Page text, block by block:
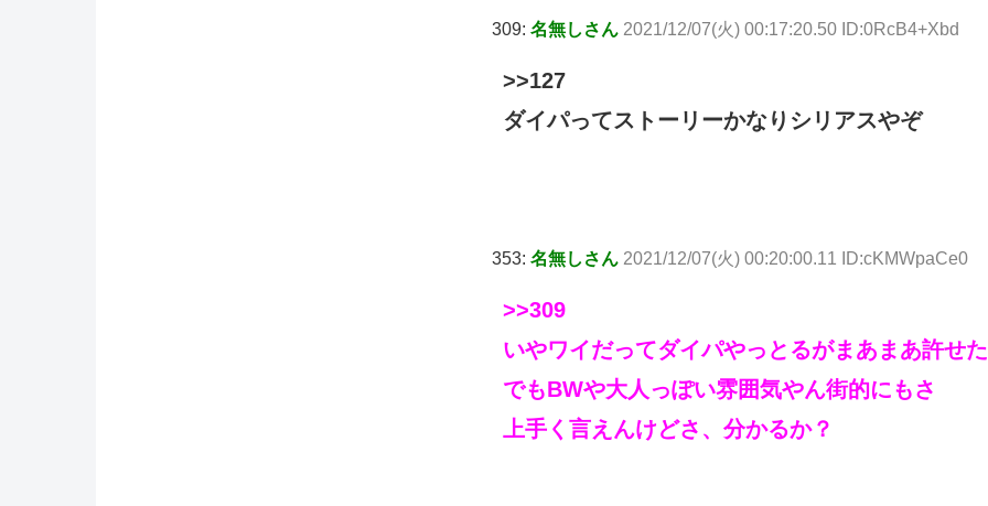
309: 名無しさん 2021/12/07(火) 00:17:20.50 ID:0RcB4+Xbd
>>127
ダイパってストーリーかなりシリアスやぞ
353: 名無しさん 2021/12/07(火) 00:20:00.11 ID:cKMWpaCe0
>>309
いやワイだってダイパやっとるがまあまあ許せ
でもBWや大人っぽい雰囲気やん街的にもさ
上手く言えんけどさ、分かるか？